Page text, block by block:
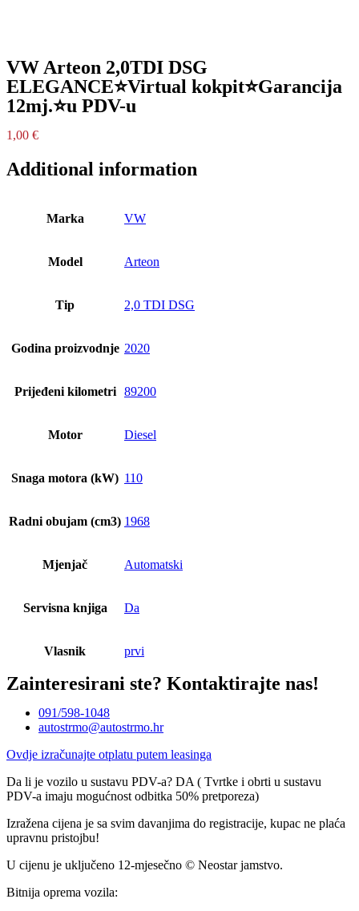
VW Arteon 2,0TDI DSG
ELEGANCE⭐Virtual kokpit⭐Garancija
12mj.⭐u PDV-u
1,00 €
Additional information
Marka VW
Model Arteon
Tip 2,0 TDI DSG
Godina proizvodnje 2020
Prijeđeni kilometri 89200
Motor Diesel
Snaga motora (kW) 110
Radni obujam (cm3) 1968
Mjenjač Automatski
Servisna knjiga Da
Vlasnik prvi
Zainteresirani ste? Kontaktirajte nas!
091/598-1048
autostrmo@autostrmo.hr
Ovdje izračunajte otplatu putem leasinga
Da li je vozilo u sustavu PDV-a? DA ( Tvrtke i obrti u sustavu
PDV-a imaju mogućnost odbitka 50% pretporeza)
Izražena cijena je sa svim davanjima do registracije, kupac ne plaća
upravnu pristojbu!
U cijenu je uključeno 12-mjesečno © Neostar jamstvo.
Bitnija oprema vozila: